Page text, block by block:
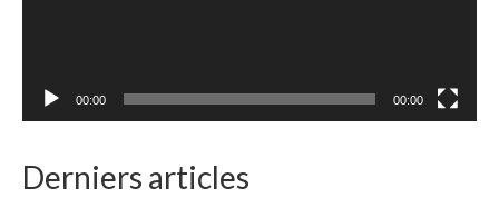
00:00 00:00
Derniers articles